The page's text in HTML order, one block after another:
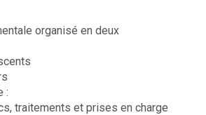
organisé en deux
:
traitements et prises en charge